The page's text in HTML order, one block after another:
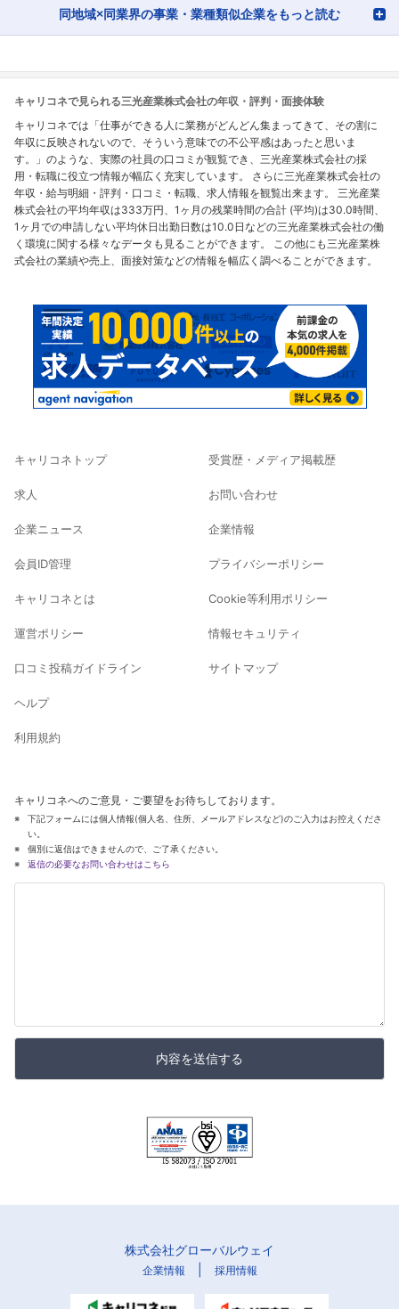
同地域×同業界の事業・業種類似企業をもっと読む
キャリコネで見られる三光産業株式会社の年収・評判・面接体験
キャリコネでは「仕事ができる人に業務がどんどん集まってきて、その割に
年収に反映されないので、そういう意味での不公平感はあったと思いま
す。」のような、実際の社員の口コミが観覧でき、三光産業株式会社の採
用・転職に役立つ情報が幅広く充実しています。 さらに三光産業株式会社の
年収・給与明細・評判・口コミ・転職、求人情報を観覧出来ます。 三光産業
株式会社の平均年収は333万円、1ヶ月の残業時間の合計 (平均)は30.0時間、
1ヶ月での申請しない平均休日出勤日数は10.0日などの三光産業株式会社の働
く環境に関する様々なデータも見ることができます。 この他にも三光産業株
式会社の業績や売上、面接対策などの情報を幅広く調べることができます。
キャリコネトップ
求人
企業ニュース
会員ID管理
キャリコネとは
運営ポリシー
口コミ投稿ガイドライン
ヘルプ
利用規約
受賞歴・メディア掲載歴
お問い合わせ
企業情報
プライバシーポリシー
Cookie等利用ポリシー
情報セキュリティ
サイトマップ
キャリコネへのご意見・ご要望をお待ちしております。
下記フォームには個人情報(個人名、住所、メールアドレスなど)のご入力はお控えくださ
い。
個別に返信はできませんので、ご了承ください。
返信の必要なお問い合わせはこちら
内容を送信する
株式会社グローバルウェイ
企業情報 採用情報